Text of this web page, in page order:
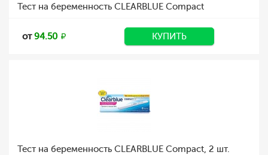
Тест на беременность CLEARBLUE Compact
от94.50 КУПИТЬ
Тест на беременность CLEARBLUE Compact, 2 шт.